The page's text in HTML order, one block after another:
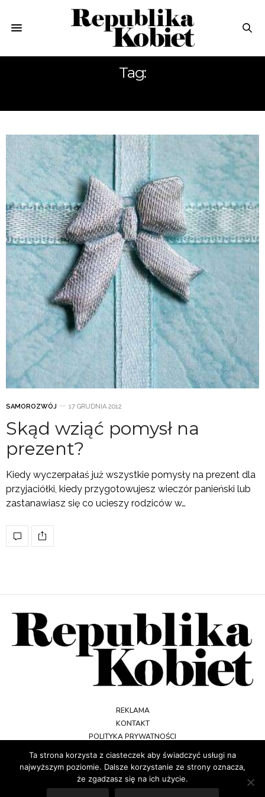
Tag:
SAMOROZWÓJ 17 GRUDNIA 2012
Skąd wziąć pomysł na
prezent?
Kiedy wyczerpałaś już wszystkie pomysły na prezent dla
przyjaciółki, kiedy przygotowujesz wieczór panieński lub
zastanawiasz się co ucieszy rodziców w…
REKLAMA
KONTAKT
POLITYKA PRYWATNOŚCI
REGULAMIN
Ta strona korzysta z ciasteczek aby świadczyć usługi na
najwyższym poziomie. Dalsze korzystanie ze strony oznacza,
że zgadzasz się na ich użycie.